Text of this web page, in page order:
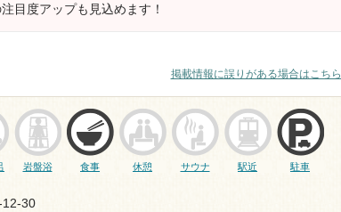
目度アップも見込めます！
掲載情報に誤りがある場合はこちら
岩盤浴 食事 休憩 サウナ 駅近 駐車
12-30